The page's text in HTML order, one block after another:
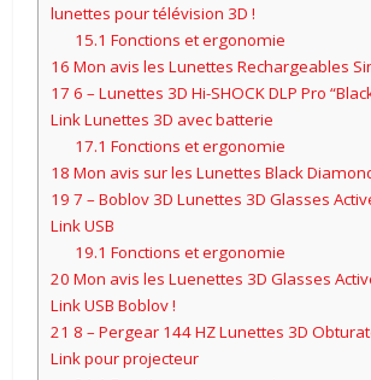
lunettes pour télévision 3D !
15.1 Fonctions et ergonomie
16 Mon avis les Lunettes Rechargeables
17 6 – Lunettes 3D Hi-SHOCK DLP Pro
Link Lunettes 3D avec batterie
17.1 Fonctions et ergonomie
18 Mon avis sur les Lunettes Black
19 7 – Boblov 3D Lunettes 3D Glasses
Link USB
19.1 Fonctions et ergonomie
20 Mon avis les Luenettes 3D Glasses
Link USB Boblov !
21 8 – Pergear 144 HZ Lunettes 3D
Link pour projecteur